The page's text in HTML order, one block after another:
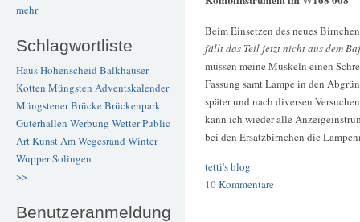
mehr
Schlagwortliste
Haus Hohenscheid Balkhauser
Kotten Müngsten Adventskalender
Müngstener BrückeBrückenpark
Güterhallen Werbung WetterPublic
ArtKunstAm Wegesrand Winter
WupperSolingen
>>
Benutzeranmeldung
Beim Einsetzen des neues
fällt das Teil jetzt nicht aus dem
müssen meine Muskeln einen
Fassung samt Lampe in den
später und nach diversen
kann ich wieder alle
bei den Ersatzbirnchen die
tetti's blog
10 Kommentare